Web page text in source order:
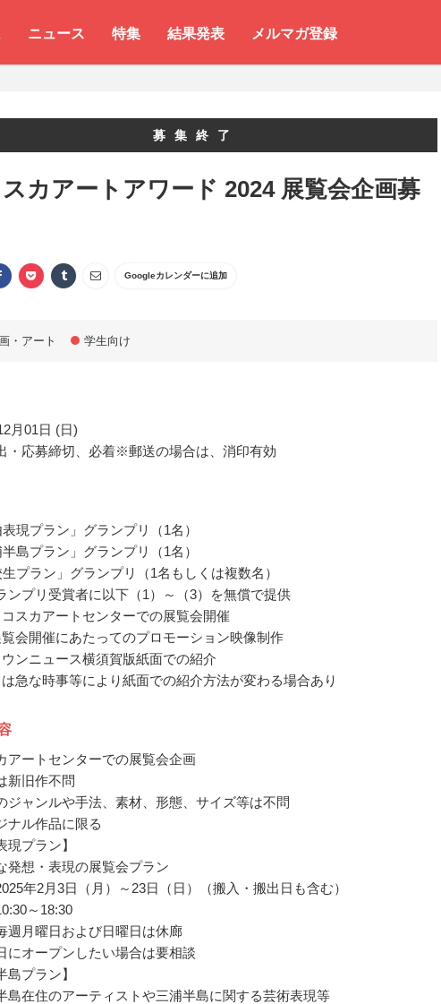
ニュース 特集 結果発表 メルマガ登録
募集終了
カアートアワード 2024 展覧会企画募
Googleカレンダーに追加
・アート 学生向け
月01日 (日)
・応募締切、必着※郵送の場合は、消印有効
現プラン」グランプリ（1名）
島プラン」グランプリ（1名）
プラン」グランプリ（1名もしくは複数名）
ンプリ受賞者に以下（1）～（3）を無償で提供
コスカアートセンターでの展覧会開催
覧会開催にあたってのプロモーション映像制作
ウンニュース横須賀版紙面での紹介
急な時事等により紙面での紹介方法が変わる場合あり
アートセンターでの展覧会企画
新旧作不問
ジャンルや手法、素材、形態、サイズ等は不問
ナル作品に限る
現プラン】
発想・表現の展覧会プラン
年2月3日（月）～23日（日）（搬入・搬出日も含む）
～18:30
週月曜日および日曜日は休廊
にオープンしたい場合は要相談
島プラン】
島在住のアーティストや三浦半島に関する芸術表現等